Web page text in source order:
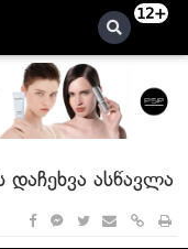
12+
დაჩეხვა ასწავლა